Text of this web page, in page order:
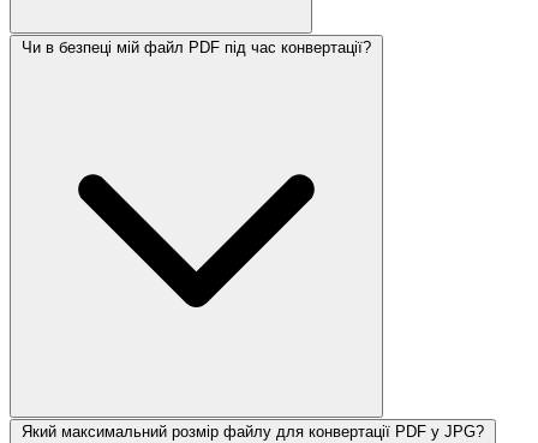
Чи в безпеці мій файл PDF під час конвертації?
Який максимальний розмір файлу для конвертації PDF у JPG?